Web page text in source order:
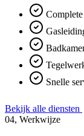
Snelle
Bekijk alle diensten
04, Werkwijze